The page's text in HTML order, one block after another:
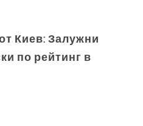
Киев: Залужни
по рейтинг в